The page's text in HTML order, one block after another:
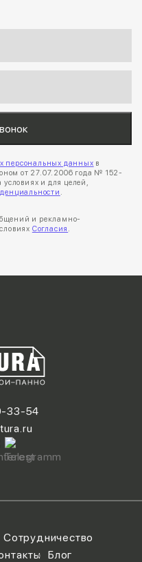
персональных данных в
от 27.07.2006 года № 152-
и для целей,
.
и рекламно-
Согласия .
Сотрудничество
Блог
33-54